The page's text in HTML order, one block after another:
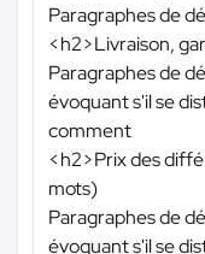
Paragraphes de
<h2>Livraison,
Paragraphes de
évoquant s'il se
comment
<h2>Prix des
mots)
Paragraphes de
évoquant s'il se